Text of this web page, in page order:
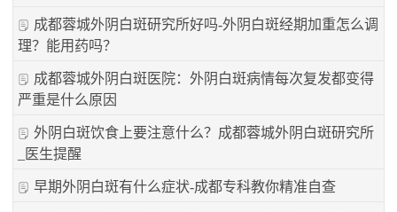
成都蓉城外阴白斑研究所好吗-外阴白斑经期加重怎么调
理？能用药吗？
成都蓉城外阴白斑医院：外阴白斑病情每次复发都变得
严重是什么原因
外阴白斑饮食上要注意什么？成都蓉城外阴白斑研究所
_医生提醒
早期外阴白斑有什么症状-成都专科教你精准自查